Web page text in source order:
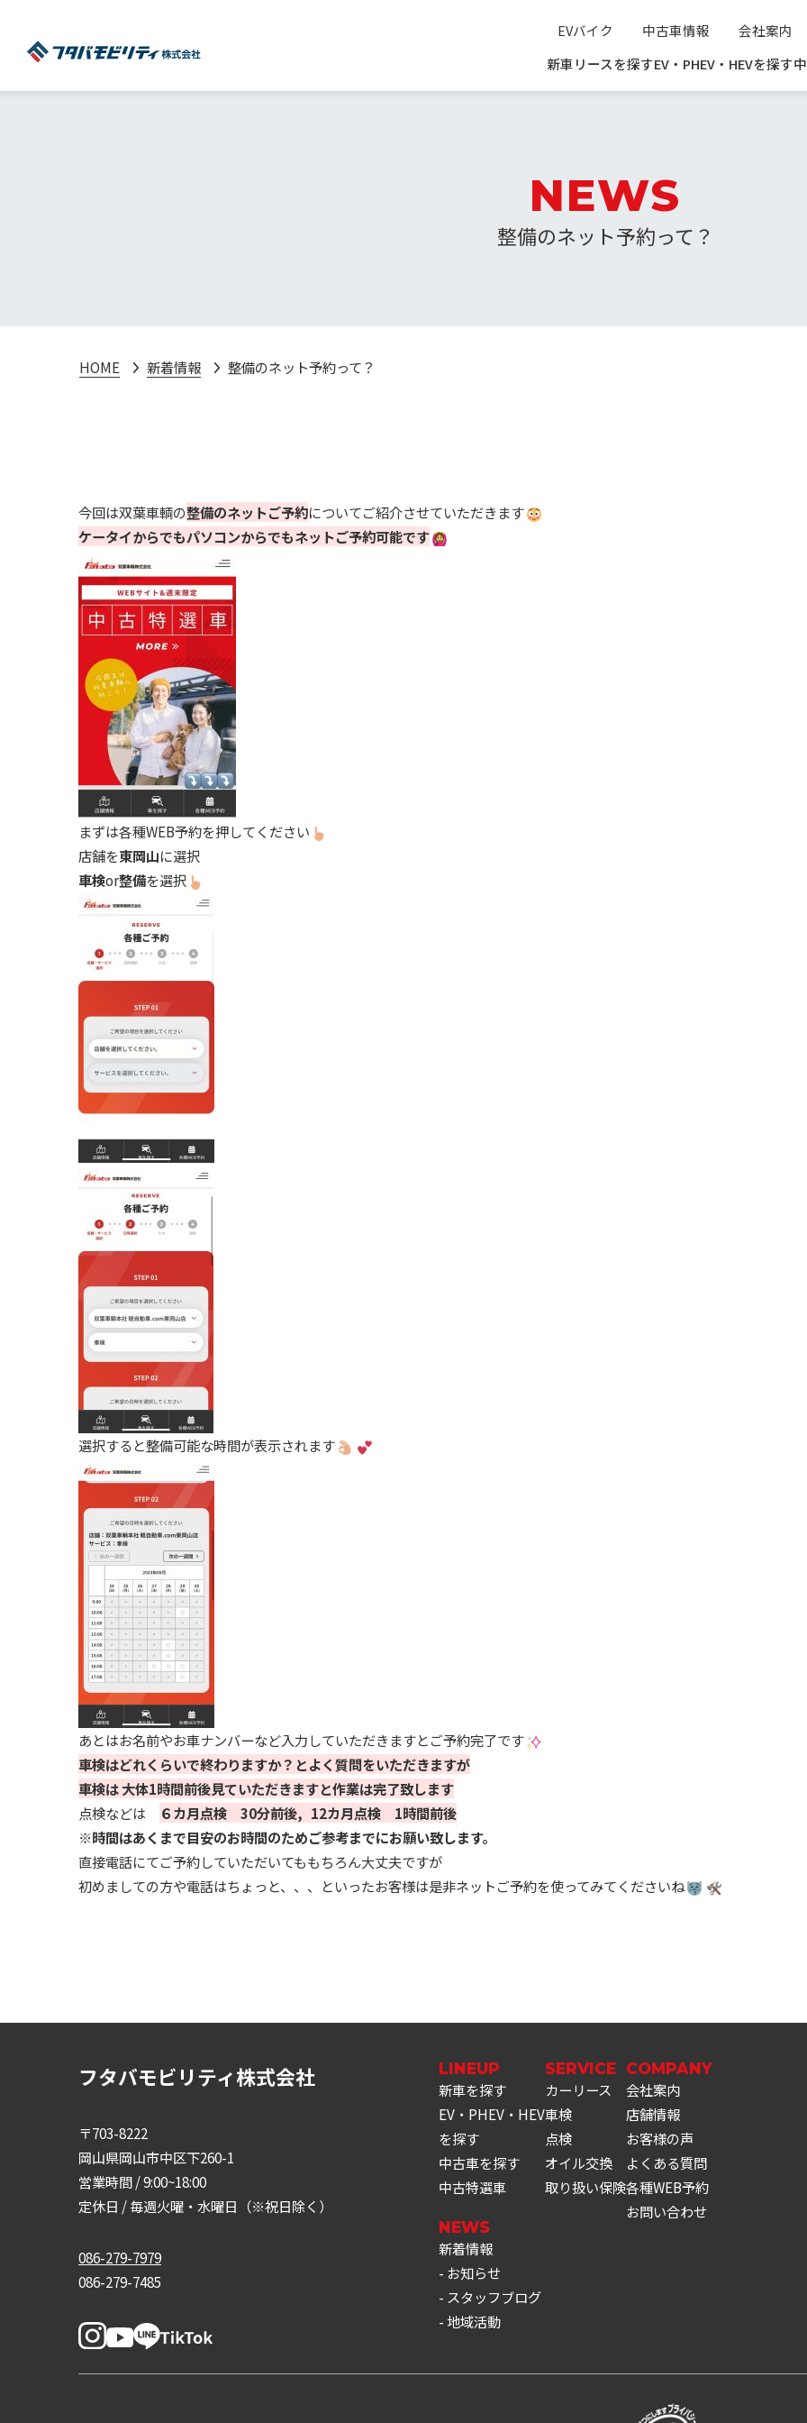
EVバイク 中古車情報 会社案内
新車リースを探すEV・PHEV・HEVを探す
NEWS
整備のネット予約って？
HOME 新着情報 整備のネット予約って？
今回は双葉車輌の整備のネットご予約についてご紹介させていただきます
ケータイからでもパソコンからでもネットご予約可能です
まずは各種WEB予約を押してください
店舗を東岡山に選択
車検or整備を選択
選択すると整備可能な時間が表示されます
あとはお名前やお車ナンバーなど入力していただきますとご予約完了です
車検はどれくらいで終わりますか？とよく質問をいただきますが
車検は 大体1時間前後見ていただきますと作業は完了致します
点検などは
６カ月点検 30分前後, 12カ月点検 1時間前後
※時間はあくまで目安のお時間のためご参考までにお願い致します。
直接電話にてご予約していただいてももちろん大丈夫ですが
初めましての方や電話はちょっと、、、といったお客様は是非ネットご予約を使ってみてくださいね
フタバモビリティ株式会社
〒703-8222
岡山県岡山市中区下260-1
営業時間 / 9:00~18:00
定休日 / 毎週火曜・水曜日（※祝日除く）
086-279-7979
086-279-7485
LINEUP
新車を探す
EV・PHEV・HEV
を探す
中古車を探す
中古特選車
NEWS
新着情報
お知らせ
スタッフブログ
地域活動
SERVICE
カーリース
車検
点検
オイル交換
取り扱い保険
COMPANY
会社案内
店舗情報
お客様の声
よくある質問
各種WEB予約
お問い合わせ